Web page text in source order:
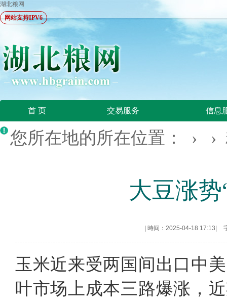
湖北粮网
网站支持IPV6
首 页 交易服务 信息
您所在地的所在位置： › ›
大豆涨
時间：2025-04-18 17:13
玉米近来受两国间出口中
叶市场上成本三路爆涨，